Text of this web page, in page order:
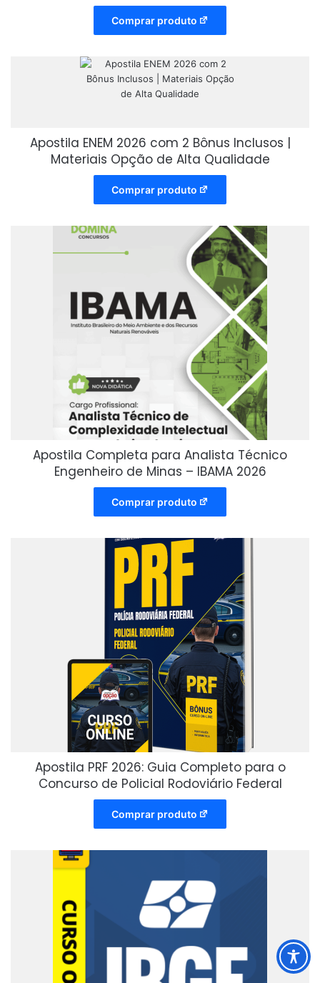
Comprar produto
Apostila ENEM 2026 com 2 Bônus Inclusos |
Materiais Opção de Alta Qualidade
Comprar produto
Apostila Completa para Analista Técnico
Engenheiro de Minas – IBAMA 2026
Comprar produto
Apostila PRF 2026: Guia Completo para o
Concurso de Policial Rodoviário Federal
Comprar produto